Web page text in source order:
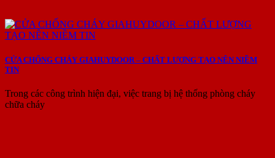
CỬA CHỐNG CHÁY GIAHUYDOOR – CHẤT LƯỢNG TẠO NÊN NIỀM
TIN
Trong các công trình hiện đại, việc trang bị hệ thống phòng cháy
chữa cháy